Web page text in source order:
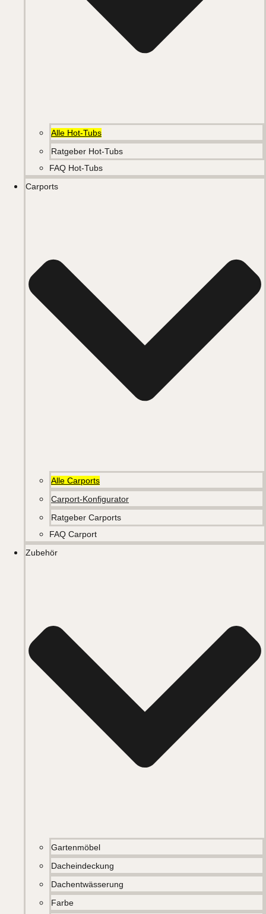
Alle Hot-Tubs
Ratgeber Hot-Tubs
FAQ Hot-Tubs
Carports
Alle Carports
Carport-Konfigurator
Ratgeber Carports
FAQ Carport
Zubehör
Gartenmöbel
Dacheindeckung
Dachentwässerung
Farbe